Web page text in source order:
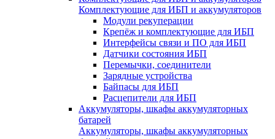
Комплектующие для ИБП и аккумуляторов
Модули рекуперации
Крепёж и комплектующие для ИБП
Интерфейсы связи и ПО для ИБП
Датчики состояния ИБП
Перемычки, соединители
Зарядные устройства
Байпасы для ИБП
Расцепители для ИБП
Аккумуляторы, шкафы аккумуляторных
батарей
Аккумуляторы, шкафы аккумуляторных